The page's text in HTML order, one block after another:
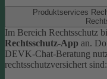
Produktservices
Im Bereich Rechtsschutz
Rechtsschutz-App an.
DEVK-Chat-Beratung
rechtsschutzversichert sind: